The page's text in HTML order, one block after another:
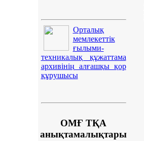
Орталық
мемлекеттік
ғылыми-
техникалық құжаттама
архивінің алғашқы қор
құрушысы
ОМҒ ТҚА
анықтамалықтары